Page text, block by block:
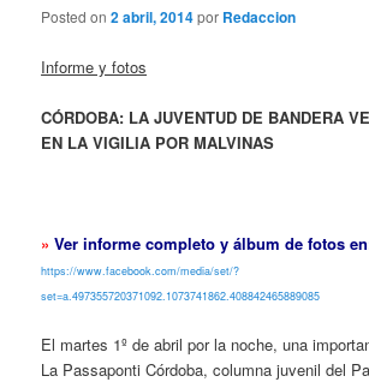
Posted on2 abril, 2014por Redaccion
Informe y fotos
CÓRDOBA: LA JUVENTUD DE BANDERA
EN LA VIGILIA POR MALVINAS
» Ver informe completo y álbum de fotos
https://www.facebook.com/media/set/?
set=a.497355720371092.1073741862.408842465889085
El martes 1º de abril por la noche, una
La Passaponti Córdoba, columna juvenil del